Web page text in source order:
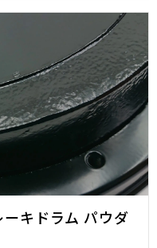
キドラム パウダ